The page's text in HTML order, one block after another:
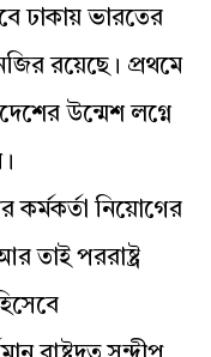
ঢাকায় ভারতের
রয়েছে। প্রথমে
উন্মেশ লগ্নে
নিয়োগের
তাই পররাষ্ট্র